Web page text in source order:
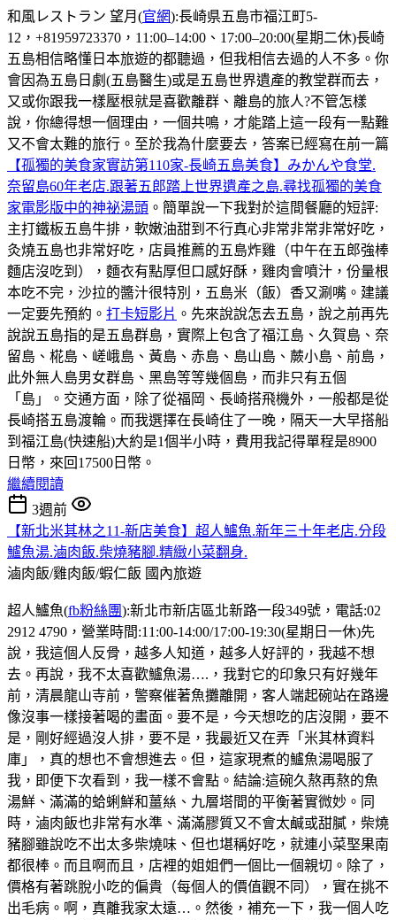
和風レストラン 望月(官網):長崎県五島市福江町5-
12，+81959723370，11:00–14:00、17:00–20:00(星期二休)長崎
五島相信略懂日本旅遊的都聽過，但我相信去過的人不多。你
會因為五島日劇(五島醫生)或是五島世界遺產的教堂群而去，
又或你跟我一樣壓根就是喜歡離群、離島的旅人?不管怎樣
說，你總得想一個理由，一個共鳴，才能踏上這一段有一點難
又不會太難的旅行。至於我為什麼要去，答案已經寫在前一篇
【孤獨的美食家實訪第110家-長崎五島美食】みかんや食堂.
奈留島60年老店.跟著五郎踏上世界遺產之島.尋找孤獨的美食
家電影版中的神祕湯頭 。簡單說一下我對於這間餐廳的短評:
主打鐵板五島牛排，軟嫩油甜到不行真心非常非常非常好吃，
灸燒五島也非常好吃，店員推薦的五島炸雞（中午在五郎強棒
麵店沒吃到），麵衣有點厚但口感好酥，雞肉會噴汁，份量根
本吃不完，沙拉的醬汁很特別，五島米（飯）香又涮嘴。建議
一定要先預約。 打卡短影片 。先來說說怎去五島，說之前再先
說說五島指的是五島群島，實際上包含了福江島、久賀島、奈
留島、椛島、嵯峨島、黃島、赤島、島山島、蕨小島、前島，
此外無人島男女群島、黑島等等幾個島，而非只有五個
「島」。交通方面，除了從福岡、長崎搭飛機外，一般都是從
長崎搭五島渡輪。而我選擇在長崎住了一晚，隔天一大早搭船
到福江島(快速船)大約是1個半小時，費用我記得單程是8900
日幣，來回17500日幣。
繼續閱讀
3週前
【新北米其林之11-新店美食】超人鱸魚.新年三十年老店.分段
鱸魚湯.滷肉飯.柴燒豬腳.精緻小菜翻身.
滷肉飯/雞肉飯/蝦仁飯 國內旅遊
超人鱸魚(fb粉絲團):新北市新店區北新路一段349號，電話:02
2912 4790，營業時間:11:00-14:00/17:00-19:30(星期日一休)先
說，我這個人反骨，越多人知道，越多人好評的，我越不想
去。再說，我不太喜歡鱸魚湯….，我對它的印象只有好幾年
前，清晨龍山寺前，警察催著魚攤離開，客人端起碗站在路邊
像沒事一樣接著喝的畫面。要不是，今天想吃的店沒開，要不
是，剛好經過沒人排，要不是，我最近又在弄「米其林資料
庫」，真的想也不會想進去。但，這家現煮的鱸魚湯喝服了
我，即便下次看到，我一樣不會點。結論:這碗久熬再熬的魚
湯鮮、滿滿的蛤蜊鮮和薑𢇃、九層塔間的平衡著實微妙。同
時，滷肉飯也非常有水準、滿滿膠質又不會太鹹或甜膩，柴燒
豬腳雖說吃不出太多柴燒味、但也堪稱好吃，就連小菜埾果南
都很棒。而且啊而且，店裡的姐姐們一個比一個親切。除了，
價格有著跳脫小吃的偏貴（每個人的價值觀不同），實在挑不
出毛病。啊，真離我家太遠…。然後，補充一下，我一個人吃